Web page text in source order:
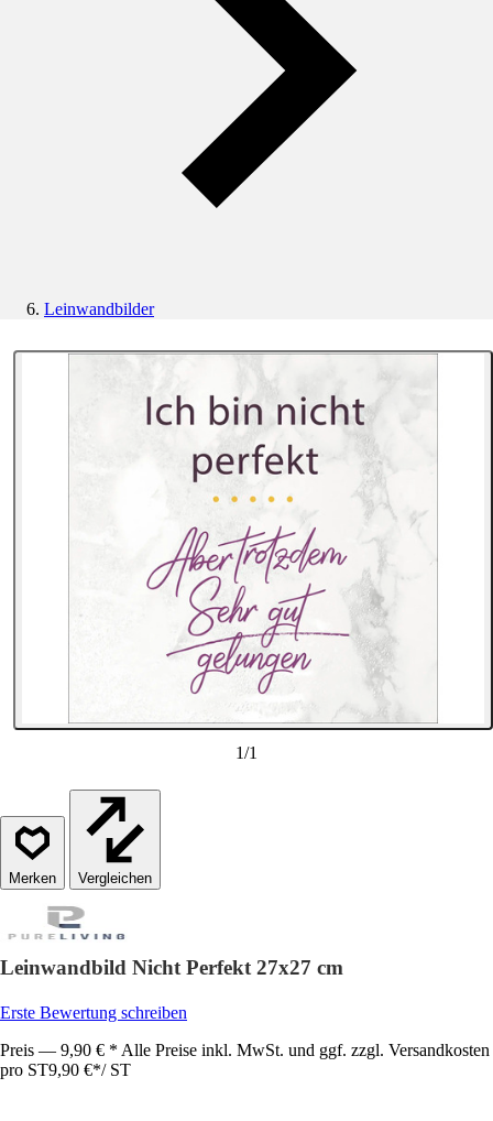
Leinwandbilder
1/1
Vergleichen
Leinwandbild Nicht Perfekt 27x27 cm
Erste Bewertung schreiben
Preis — 9,90 € * Alle Preise inkl. MwSt. und ggf. zzgl. Versandkosten
pro ST9,90 €*/ ST